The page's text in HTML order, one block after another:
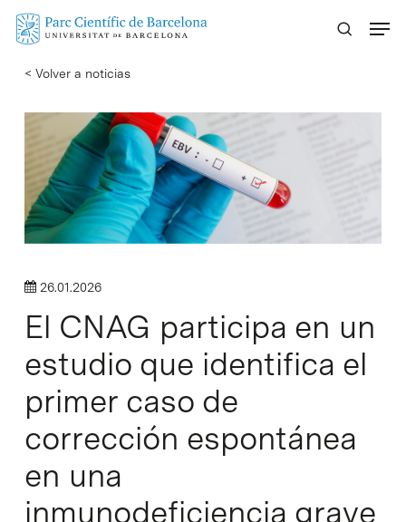
Skip
content
< Volver a noticias
26.01.2026
El CNAG participa en un
estudio que identifica el
primer caso de
corrección espontánea
en una
inmunodeficiencia grave